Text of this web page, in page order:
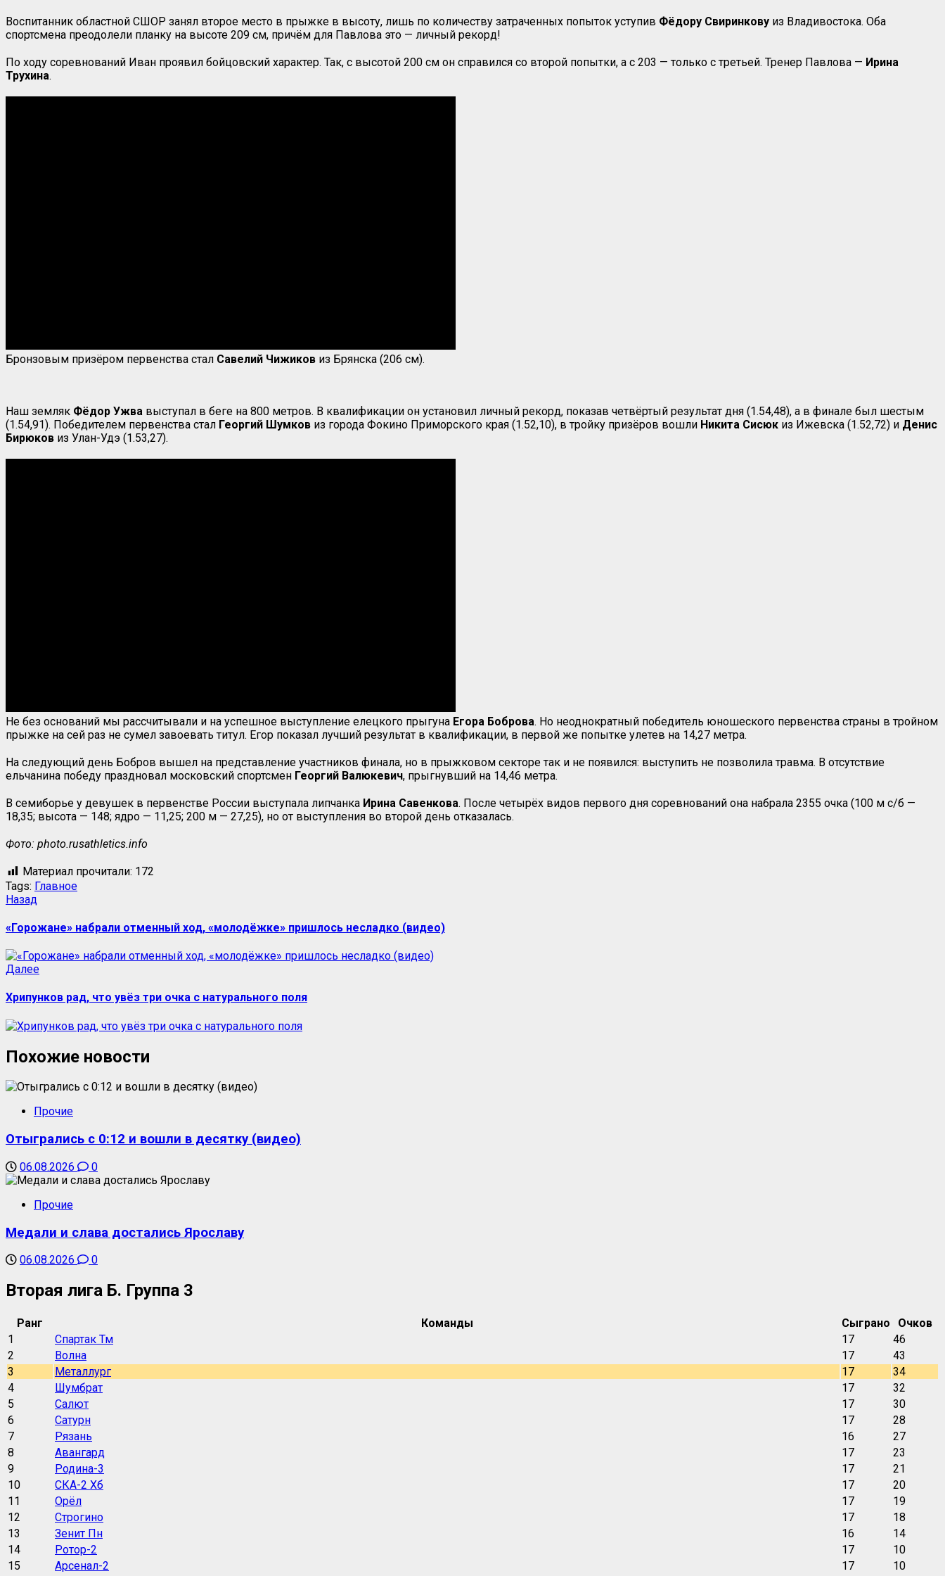
Воспитанник областной СШОР занял второе место в прыжке в высоту, лишь по количеству затраченных попыток уступив Фёдору Свиринкову из Владивостока. Оба
спортсмена преодолели планку на высоте 209 см, причём для Павлова это — личный рекорд!
По ходу соревнований Иван проявил бойцовский характер. Так, с высотой 200 см он справился со второй попытки, а с 203 — только с третьей. Тренер Павлова — Ирина
Трухина.
Бронзовым призёром первенства стал Савелий Чижиков из Брянска (206 см).
Наш земляк Фёдор Ужва выступал в беге на 800 метров. В квалификации он установил личный рекорд, показав четвёртый результат дня (1.54,48), а в финале был шестым
(1.54,91). Победителем первенства стал Георгий Шумков из города Фокино Приморского края (1.52,10), в тройку призёров вошли Никита Сисюк из Ижевска (1.52,72) и Денис
Бирюков из Улан-Удэ (1.53,27).
Не без оснований мы рассчитывали и на успешное выступление елецкого прыгуна Егора Боброва. Но неоднократный победитель юношеского первенства страны в тройном
прыжке на сей раз не сумел завоевать титул. Егор показал лучший результат в квалификации, в первой же попытке улетев на 14,27 метра.
На следующий день Бобров вышел на представление участников финала, но в прыжковом секторе так и не появился: выступить не позволила травма. В отсутствие
ельчанина победу праздновал московский спортсмен Георгий Валюкевич, прыгнувший на 14,46 метра.
В семиборье у девушек в первенстве России выступала липчанка Ирина Савенкова. После четырёх видов первого дня соревнований она набрала 2355 очка (100 м с/б —
18,35; высота — 148; ядро — 11,25; 200 м — 27,25), но от выступления во второй день отказалась.
Фото: photo.rusathletics.info
Материал прочитали: 172
Tags: Главное
Навигация
записи
Назад
«Горожане» набрали отменный ход, «молодёжке» пришлось несладко (видео)
ДалееСледующая
Хрипунков рад, что увёз три очка с натурального поля
Похожие новости
Прочие
Отыгрались с 0:12 и вошли в десятку (видео)
06.08.2026 0
Прочие
Медали и слава достались Ярославу
06.08.2026 0
Вторая лига Б. Группа 3
Ранг Команды Сыграно
Очков
1
Спартак Тм 17
46
2
Волна 17
43
3
Металлург 17
34
4
Шумбрат 17
32
5
Салют 17
30
6
Сатурн 17
28
7
Рязань 16
27
8
Авангард 17
23
9
Родина-3 17
21
10
СКА-2 Хб 17
20
11
Орёл 17
19
12
Строгино 17
18
13
Зенит Пн 16
14
14
Ротор-2 17
10
15
Арсенал-2 17
10